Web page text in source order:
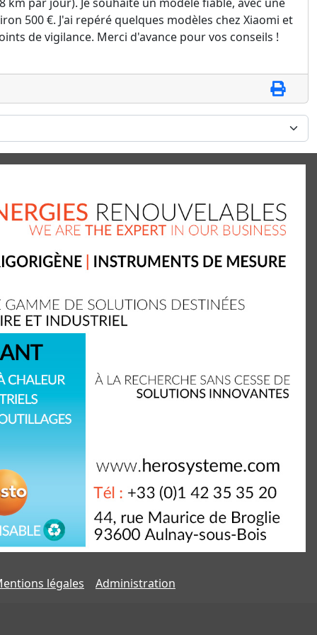
par jour). Je souhaite un modèle fiable, avec une
500 €. J'ai repéré quelques modèles chez Xiaomi et
de vigilance. Merci d'avance pour vos conseils !
légales Administration